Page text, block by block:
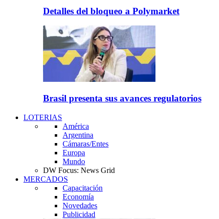
Detalles del bloqueo a Polymarket
Brasil presenta sus avances regulatorios
LOTERIAS
América
Argentina
Cámaras/Entes
Europa
Mundo
DW Focus: News Grid
MERCADOS
Capacitación
Economía
Novedades
Publicidad